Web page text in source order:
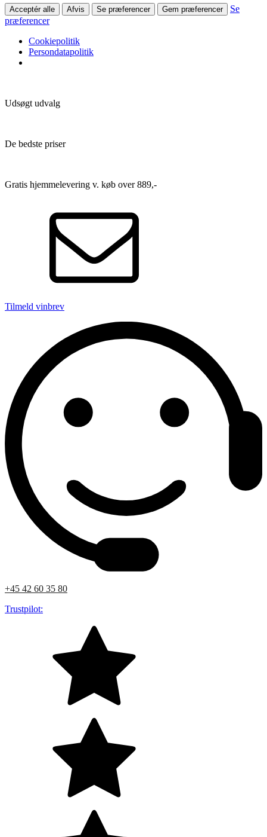
Acceptér alle Afvis Se præferencer Gem præferencer
Se
præferencer
Cookiepolitik
Persondatapolitik
Udsøgt udvalg
De bedste priser
Gratis hjemmelevering v. køb over 889,-
Tilmeld vinbrev
+45 42 60 35 80
Trustpilot: